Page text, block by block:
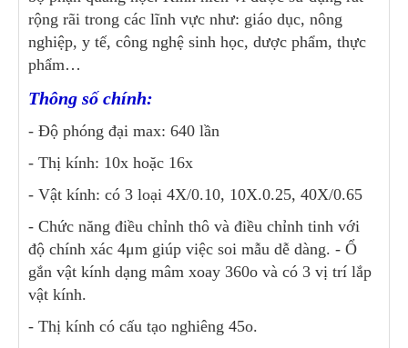
rộng rãi trong các lĩnh vực như: giáo dục, nông
nghiệp, y tế, công nghệ sinh học, dược phẩm, thực
phẩm…
Thông số chính:
- Độ phóng đại max: 640 lần
- Thị kính: 10x hoặc 16x
- Vật kính: có 3 loại 4X/0.10, 10X.0.25, 40X/0.65
- Chức năng điều chỉnh thô và điều chỉnh tinh với
độ chính xác 4μm giúp việc soi mẫu dễ dàng. - Ổ
gắn vật kính dạng mâm xoay 360o và có 3 vị trí lắp
vật kính.
- Thị kính có cấu tạo nghiêng 45o.